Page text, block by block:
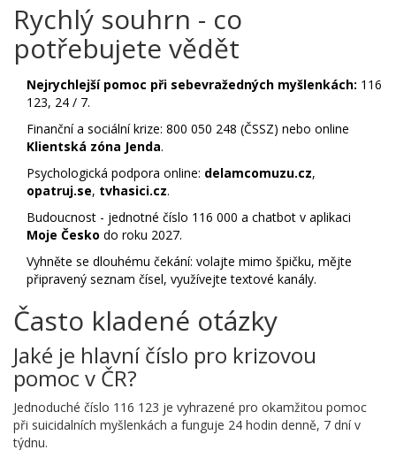
Rychlý souhrn - co
potřebujete vědět
Nejrychlejší pomoc při sebevražedných myšlenkách: 116
123, 24 / 7.
Finanční a sociální krize: 800 050 248 (ČSSZ) nebo online
Klientská zóna Jenda.
Psychologická podpora online: delamcomuzu.cz,
opatruj.se, tvhasici.cz.
Budoucnost - jednotné číslo 116 000 a chatbot v aplikaci
Moje Česko do roku 2027.
Vyhněte se dlouhému čekání: volajte mimo špičku, mějte
připravený seznam čísel, využívejte textové kanály.
Často kladené otázky
Jaké je hlavní číslo pro krizovou
pomoc v ČR?
Jednoduché číslo 116 123 je vyhrazené pro okamžitou pomoc
při suicidalních myšlenkách a funguje 24 hodin denně, 7 dní v
týdnu.